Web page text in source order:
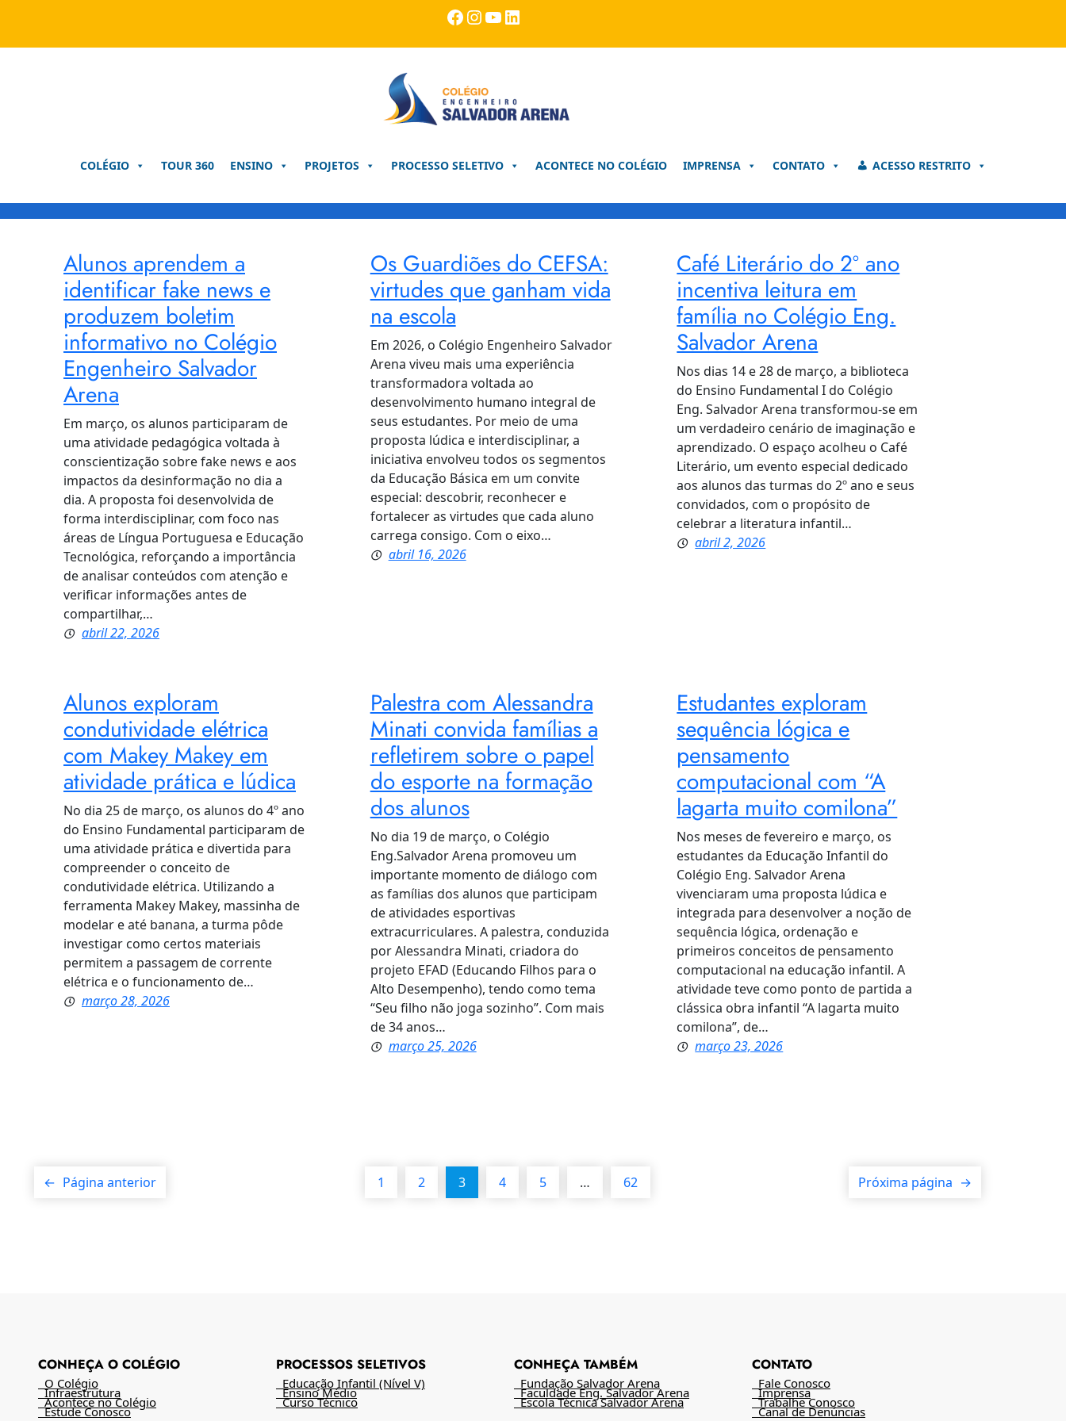
o
Facebook
Instagram
Youtube
LinkedIn
COLÉGIO TOUR 360 ENSINO PROJETOS PROCESSO SELETIVO ACONTECE NO COLÉGIO IMPRENSA CONTATO ACESSO RESTRITO
Alunos aprendem a
identificar fake news e
produzem boletim
informativo no Colégio
Engenheiro Salvador
Arena
Em março, os alunos participaram de
uma atividade pedagógica voltada à
conscientização sobre fake news e aos
impactos da desinformação no dia a
dia. A proposta foi desenvolvida de
forma interdisciplinar, com foco nas
áreas de Língua Portuguesa e Educação
Tecnológica, reforçando a importância
de analisar conteúdos com atenção e
verificar informações antes de
compartilhar,…
abril 22, 2026
Os Guardiões do CEFSA:
virtudes que ganham vida
na escola
Em 2026, o Colégio Engenheiro Salvador
Arena viveu mais uma experiência
transformadora voltada ao
desenvolvimento humano integral de
seus estudantes. Por meio de uma
proposta lúdica e interdisciplinar, a
iniciativa envolveu todos os segmentos
da Educação Básica em um convite
especial: descobrir, reconhecer e
fortalecer as virtudes que cada aluno
carrega consigo. Com o eixo…
abril 16, 2026
Café Literário do 2º ano
incentiva leitura em
família no Colégio Eng.
Salvador Arena
Nos dias 14 e 28 de março, a biblioteca
do Ensino Fundamental I do Colégio
Eng. Salvador Arena transformou-se em
um verdadeiro cenário de imaginação e
aprendizado. O espaço acolheu o Café
Literário, um evento especial dedicado
aos alunos das turmas do 2º ano e seus
convidados, com o propósito de
celebrar a literatura infantil…
abril 2, 2026
Alunos exploram
condutividade elétrica
com Makey Makey em
atividade prática e lúdica
No dia 25 de março, os alunos do 4º ano
do Ensino Fundamental participaram de
uma atividade prática e divertida para
compreender o conceito de
condutividade elétrica. Utilizando a
ferramenta Makey Makey, massinha de
modelar e até banana, a turma pôde
investigar como certos materiais
permitem a passagem de corrente
elétrica e o funcionamento de…
março 28, 2026
Palestra com Alessandra
Minati convida famílias a
refletirem sobre o papel
do esporte na formação
dos alunos
No dia 19 de março, o Colégio
Eng.Salvador Arena promoveu um
importante momento de diálogo com
as famílias dos alunos que participam
de atividades esportivas
extracurriculares. A palestra, conduzida
por Alessandra Minati, criadora do
projeto EFAD (Educando Filhos para o
Alto Desempenho), tendo como tema
“Seu filho não joga sozinho”. Com mais
de 34 anos…
março 25, 2026
Estudantes exploram
sequência lógica e
pensamento
computacional com “A
lagarta muito comilona”
Nos meses de fevereiro e março, os
estudantes da Educação Infantil do
Colégio Eng. Salvador Arena
vivenciaram uma proposta lúdica e
integrada para desenvolver a noção de
sequência lógica, ordenação e
primeiros conceitos de pensamento
computacional na educação infantil. A
atividade teve como ponto de partida a
clássica obra infantil “A lagarta muito
comilona”, de…
março 23, 2026
← Página anterior 1 2 3 4 5 … 62 Próxima página →
CONHEÇA O COLÉGIO
O Colégio
Infraestrutura
Acontece no Colégio
Estude Conosco
PROCESSOS SELETIVOS
Educação Infantil (Nível V)
Ensino Médio
Curso Técnico
CONHEÇA TAMBÉM
Fundação Salvador Arena
Faculdade Eng. Salvador Arena
Escola Técnica Salvador Arena
CONTATO
Fale Conosco
Imprensa
Trabalhe Conosco
Canal de Denúncias